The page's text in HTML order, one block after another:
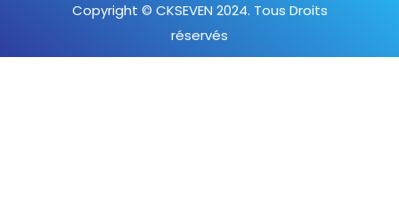
Copyright © CKSEVEN 2024. Tous Droits
réservés